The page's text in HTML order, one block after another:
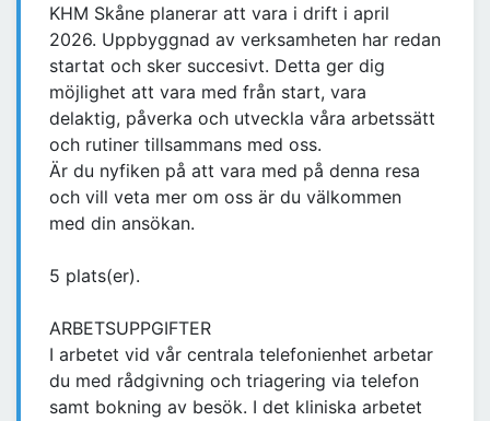
KHM Skåne planerar att vara i drift i april
2026. Uppbyggnad av verksamheten har redan
startat och sker succesivt. Detta ger dig
möjlighet att vara med från start, vara
delaktig, påverka och utveckla våra arbetssätt
och rutiner tillsammans med oss.
Är du nyfiken på att vara med på denna resa
och vill veta mer om oss är du välkommen
med din ansökan.
5 plats(er).
ARBETSUPPGIFTER
I arbetet vid vår centrala telefonienhet arbetar
du med rådgivning och triagering via telefon
samt bokning av besök. I det kliniska arbetet